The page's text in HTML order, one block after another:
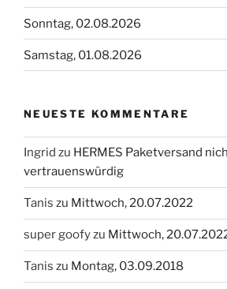
Sonntag, 02.08.2026
Samstag, 01.08.2026
NEUESTE KOMMENTARE
Ingrid zu HERMES Paketversand
vertrauenswürdig
Tanis zu Mittwoch, 20.07.2022
super goofyzu Mittwoch,
Tanis zu Montag, 03.09.2018